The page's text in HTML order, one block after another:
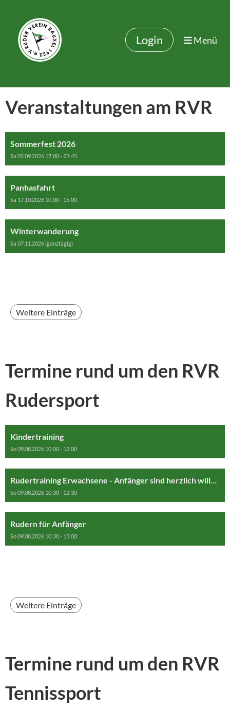
Login Menü
Veranstaltungen am RVR
Sommerfest 2026
Sa 05.09.2026 17:00 - 23:45
Panhasfahrt
Sa 17.10.2026 10:00 - 15:00
Winterwanderung
Sa 07.11.2026 (ganztägig)
Weitere Einträge
Termine rund um den RVR
Rudersport
Kindertraining
So 09.08.2026 10:00 - 12:00
Rudertraining Erwachsene - Anfänger sind herzlich willkommen
So 09.08.2026 10:30 - 12:30
Rudern für Anfänger
So 09.08.2026 10:30 - 13:00
Weitere Einträge
Termine rund um den RVR
Tennissport